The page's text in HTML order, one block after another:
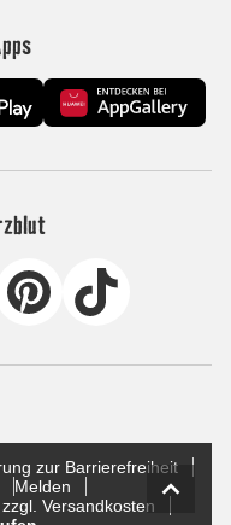
zur Barrierefreiheit
Melden
Versandkosten